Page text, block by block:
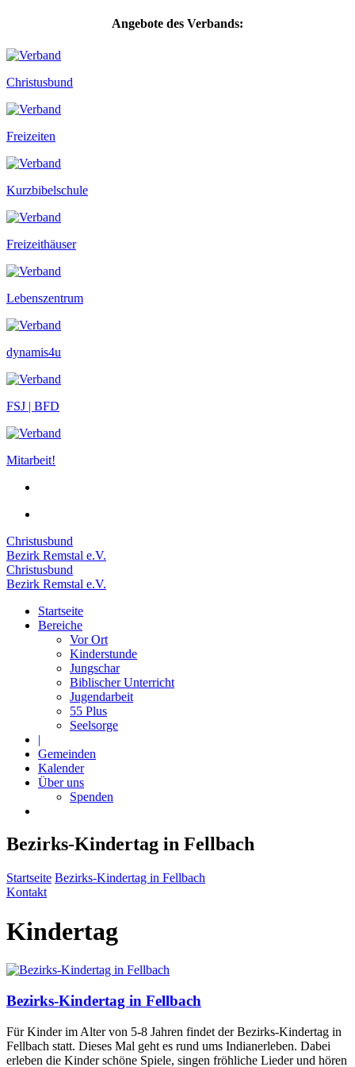
Angebote des Verbands:
Christusbund
Freizeiten
Kurzbibelschule
Freizeithäuser
Lebenszentrum
dynamis4u
FSJ | BFD
Mitarbeit!
Christusbund
Bezirk Remstal e.V.
Christusbund
Bezirk Remstal e.V.
Startseite
Bereiche
Vor Ort
Kinderstunde
Jungschar
Biblischer Unterricht
Jugendarbeit
55 Plus
Seelsorge
|
Gemeinden
Kalender
Über uns
Spenden
Bezirks-Kindertag in Fellbach
Startseite Bezirks-Kindertag in Fellbach
Kontakt
Kindertag
Bezirks-Kindertag in Fellbach
Für Kinder im Alter von 5-8 Jahren findet der Bezirks-Kindertag in
Fellbach statt. Dieses Mal geht es rund ums Indianerleben. Dabei
erleben die Kinder schöne Spiele, singen fröhliche Lieder und hören